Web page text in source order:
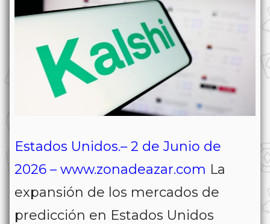
Estados Unidos.– 2 de Junio de
2026 – www.zonadeazar.com La
expansión de los mercados de
predicción en Estados Unidos